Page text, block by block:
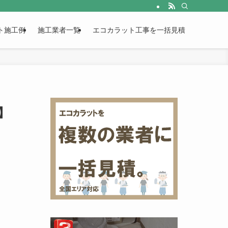
施工例 施工業者一覧 エコカラット工事を一括見積